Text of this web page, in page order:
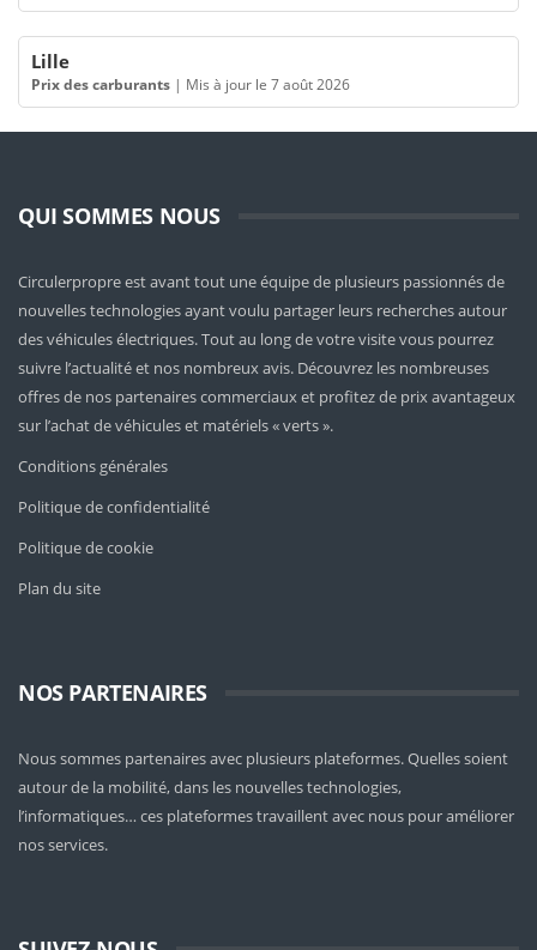
Lille
Prix des carburants | Mis à jour le 7 août 2026
QUI SOMMES NOUS
Circulerpropre est avant tout une équipe de plusieurs passionnés de
nouvelles technologies ayant voulu partager leurs recherches autour
des véhicules électriques. Tout au long de votre visite vous pourrez
suivre l’actualité et nos nombreux avis. Découvrez les nombreuses
offres de nos partenaires commerciaux et profitez de prix avantageux
sur l’achat de véhicules et matériels « verts ».
Conditions générales
Politique de confidentialité
Politique de cookie
Plan du site
NOS PARTENAIRES
Nous sommes partenaires avec plusieurs plateformes. Quelles soient
autour de la mobilité, dans les nouvelles technologies,
l’informatiques… ces plateformes travaillent avec nous pour améliorer
nos services.